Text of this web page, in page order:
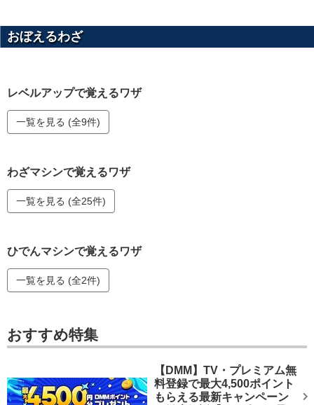
おぼえるわざ
レベルアップで覚えるワザ
一覧を見る (全9件)
わざマシンで覚えるワザ
一覧を見る (全25件)
ひでんマシンで覚えるワザ
一覧を見る (全2件)
おすすめ特集
【DMM】TV・プレミアム無
料登録で最大4,500ポイント
もらえる最新キャンペーン